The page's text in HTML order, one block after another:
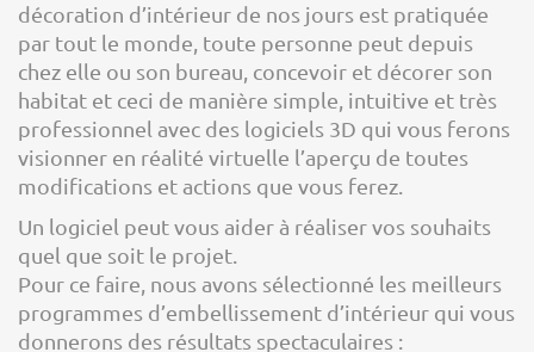
décoration d’intérieur de nos jours est pratiquée
par tout le monde, toute personne peut depuis
chez elle ou son bureau, concevoir et décorer son
habitat et ceci de manière simple, intuitive et très
professionnel avec des logiciels 3D qui vous ferons
visionner en réalité virtuelle l’aperçu de toutes
modifications et actions que vous ferez.
Un logiciel peut vous aider à réaliser vos souhaits
quel que soit le projet.
Pour ce faire, nous avons sélectionné les meilleurs
programmes d’embellissement d’intérieur qui vous
donnerons des résultats spectaculaires :